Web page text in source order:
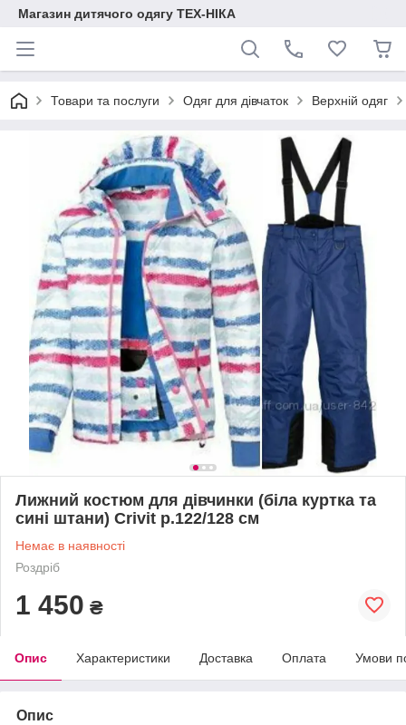
Магазин дитячого одягу ТЕХ-НІКА
Товари та послуги Одяг для дівчаток Верхній одяг
Лижний костюм для дівчинки (біла куртка та
сині штани) Crivit р.122/128 см
Немає в наявності
Роздріб
1 450 ₴
Опис Характеристики Доставка Оплата Умови
Опис